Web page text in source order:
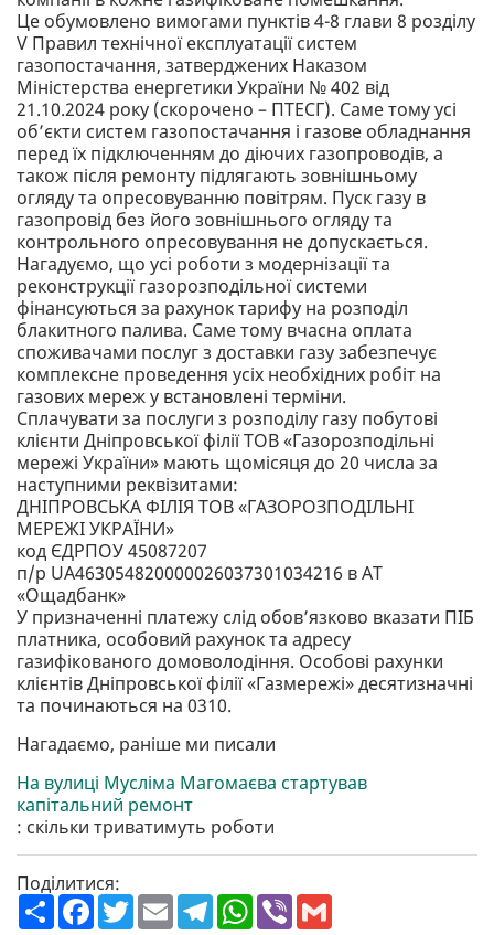
Це обумовлено вимогами пунктів 4-8 глави 8 розділу
V Правил технічної експлуатації систем
газопостачання, затверджених Наказом
Міністерства енергетики України № 402 від
21.10.2024 року (скорочено – ПТЕСГ). Саме тому усі
об’єкти систем газопостачання і газове обладнання
перед їх підключенням до діючих газопроводів, а
також після ремонту підлягають зовнішньому
огляду та опресовуванню повітрям. Пуск газу в
газопровід без його зовнішнього огляду та
контрольного опресовування не допускається.
Нагадуємо, що усі роботи з модернізації та
реконструкції газорозподільної системи
фінансуються за рахунок тарифу на розподіл
блакитного палива. Саме тому вчасна оплата
споживачами послуг з доставки газу забезпечує
комплексне проведення усіх необхідних робіт на
газових мереж у встановлені терміни.
Сплачувати за послуги з розподілу газу побутові
клієнти Дніпровської філії ТОВ «Газорозподільні
мережі України» мають щомісяця до 20 числа за
наступними реквізитами:
ДНІПРОВСЬКА ФІЛІЯ ТОВ «ГАЗОРОЗПОДІЛЬНІ
МЕРЕЖІ УКРАЇНИ»
код ЄДРПОУ 45087207
п/р UA463054820000026037301034216 в АТ
«Ощадбанк»
У призначенні платежу слід обов’язково вказати ПІБ
платника, особовий рахунок та адресу
газифікованого домоволодіння. Особові рахунки
клієнтів Дніпровської філії «Газмережі» десятизначні
та починаються на 0310.
Нагадаємо, раніше ми писали
На вулиці Мусліма Магомаєва стартував
капітальний ремонт
: скільки триватимуть роботи
Поділитися:
П
о
F
a
T
w
E
m
T
e
W
h
V